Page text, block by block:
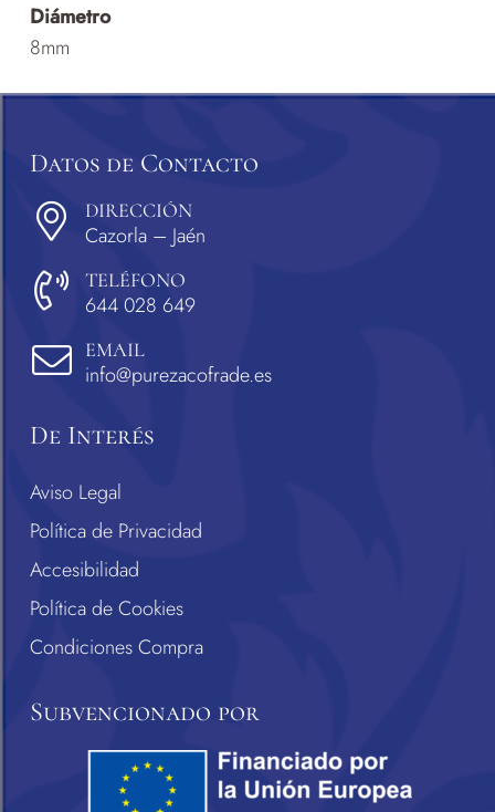
Diámetro
8mm
Datos de Contacto
DIRECCIÓN
Cazorla – Jaén
TELÉFONO
644 028 649
EMAIL
info@purezacofrade.es
De Interés
Aviso Legal
Política de Privacidad
Accesibilidad
Política de Cookies
Condiciones Compra
Subvencionado por